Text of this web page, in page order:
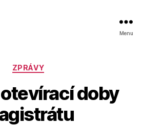
Menu
Rubriky
ZPRÁVY
doby
u
o